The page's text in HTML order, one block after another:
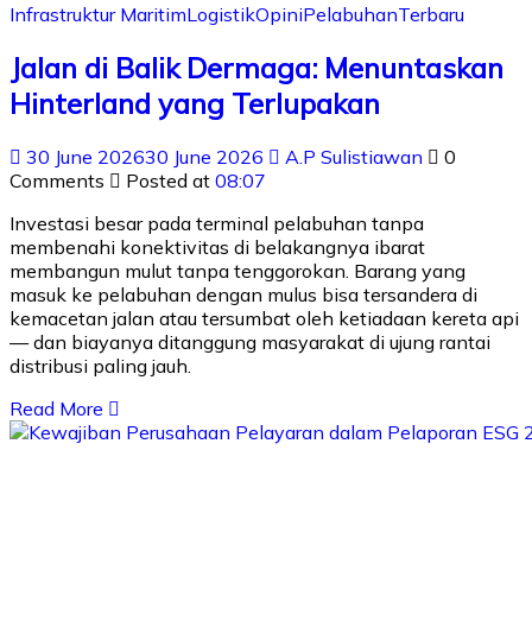
Infrastruktur MaritimLogistikOpiniPelabuhanTerbaru
Jalan di Balik Dermaga: Menuntaskan
Hinterland yang Terlupakan
30 June 202630 June 2026 A.P Sulistiawan
0
Comments
Posted at 08:07
Investasi besar pada terminal pelabuhan tanpa
membenahi konektivitas di belakangnya ibarat
membangun mulut tanpa tenggorokan. Barang yang
masuk ke pelabuhan dengan mulus bisa tersandera di
kemacetan jalan atau tersumbat oleh ketiadaan kereta api
— dan biayanya ditanggung masyarakat di ujung rantai
distribusi paling jauh.
Read More